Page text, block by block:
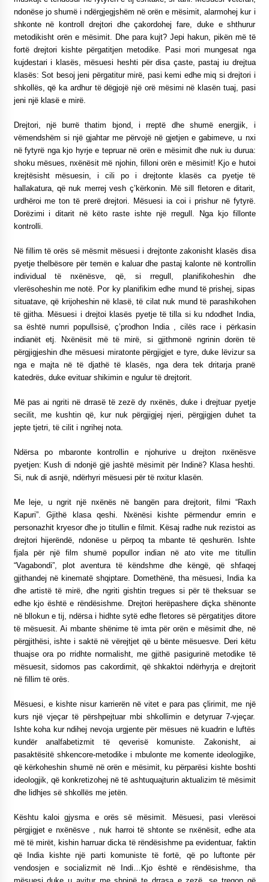
ndonëse jo shumë i ndërgjegjshëm në orën e mësimit, alarmohej kur i
shkonte në kontroll drejtori dhe çakordohej fare, duke e shthurur
metodikisht orën e mësimit. Dhe para kujt? Jepi hakun, pikën më të
fortë drejtori kishte përgatitjen metodike. Pasi mori mungesat nga
kujdestari i klasës, mësuesi heshti për disa çaste, pastaj iu drejtua
klasës: Sot besoj jeni përgatitur mirë, pasi kemi edhe miq si drejtori i
shkollës, që ka ardhur të dëgjojë një orë mësimi në klasën tuaj, pasi
jeni një klasë e mirë.
Drejtori, një burrë thatim bjond, i rreptë dhe shumë energjik, i
vëmendshëm si një gjahtar me përvojë në gjetjen e gabimeve, u nxi
në fytyrë nga kjo hyrje e tepruar në orën e mësimit dhe nuk iu durua:
shoku mësues, nxënësit më njohin, filloni orën e mësimit! Kjo e hutoi
krejtësisht mësuesin, i cili po i drejtonte klasës ca pyetje të
hallakatura, që nuk merrej vesh ç’kërkonin. Më sill fletoren e ditarit,
urdhëroi me ton të prerë drejtori. Mësuesi ia coi i prishur në fytyrë.
Dorëzimi i ditarit në këto raste ishte një rregull. Nga kjo fillonte
kontrolli.
Në fillim të orës së mësmit mësuesi i drejtonte zakonisht klasës disa
pyetje thelbësore për temën e kaluar dhe pastaj kalonte në kontrollin
individual të nxënësve, që, si rregull, planifikoheshin dhe
vlerësoheshin me notë. Por ky planifikim edhe mund të prishej, sipas
situatave, që krijoheshin në klasë, të cilat nuk mund të parashikohen
të gjitha. Mësuesi i drejtoi klasës pyetje të tilla si ku ndodhet India,
sa është numri popullsisë, ç’prodhon India , cilës race i përkasin
indianët etj. Nxënësit më të mirë, si gjithmonë ngrinin dorën të
përgjigjeshin dhe mësuesi miratonte përgjigjet e tyre, duke lëvizur sa
nga e majta në të djathë të klasës, nga dera tek dritarja pranë
katedrës, duke evituar shikimin e ngulur të drejtorit.
Më pas ai ngriti në drrasë të zezë dy nxënës, duke i drejtuar pyetje
secilit, me kushtin që, kur nuk përgjigjej njeri, përgjigjen duhet ta
jepte tjetri, të cilit i ngrihej nota.
Ndërsa po mbaronte kontrollin e njohurive u drejton nxënësve
pyetjen: Kush di ndonjë gjë jashtë mësimit për Indinë? Klasa heshti.
Si, nuk di asnjë, ndërhyri mësuesi për të nxitur klasën.
Me leje, u ngrit një nxënës në bangën para drejtorit, filmi “Raxh
Kapuri”. Gjithë klasa qeshi. Nxënësi kishte përmendur emrin e
personazhit kryesor dhe jo titullin e filmit. Kësaj radhe nuk rezistoi as
drejtori hijerëndë, ndonëse u përpoq ta mbante të qeshurën. Ishte
fjala për një film shumë popullor indian në ato vite me titullin
“Vagabondi”, plot aventura të këndshme dhe këngë, që shfaqej
gjithandej në kinematë shqiptare. Domethënë, tha mësuesi, India ka
dhe artistë të mirë, dhe ngriti gishtin tregues si për të theksuar se
edhe kjo është e rëndësishme. Drejtori herëpashere diçka shënonte
në bllokun e tij, ndërsa i hidhte sytë edhe fletores së përgatitjes ditore
të mësuesit. Ai mbante shënime të imta për orën e mësimit dhe, në
përgjithësi, ishte i saktë në vërejtjet që u bënte mësuesve. Deri këtu
thuajse ora po rridhte normalisht, me gjithë pasigurinë metodike të
mësuesit, sidomos pas cakordimit, që shkaktoi ndërhyrja e drejtorit
në fillim të orës.
Mësuesi, e kishte nisur karrierën në vitet e para pas çlirimit, me një
kurs një vjeçar të përshpejtuar mbi shkollimin e detyruar 7-vjeçar.
Ishte koha kur ndihej nevoja urgjente për mësues në kuadrin e luftës
kundër analfabetizmit të qeverisë komuniste. Zakonisht, ai
pasaktësitë shkencore-metodike i mbulonte me komente ideologjike,
që kërkoheshin shumë në orën e mësimit, ku përparësi kishte boshti
ideologjik, që konkretizohej në të ashtuquajturin aktualizim të mësimit
dhe lidhjes së shkollës me jetën.
Kështu kaloi gjysma e orës së mësimit. Mësuesi, pasi vlerësoi
përgjigjet e nxënësve , nuk harroi të shtonte se nxënësit, edhe ata
më të mirët, kishin harruar dicka të rëndësishme pa evidentuar, faktin
që India kishte një parti komuniste të fortë, që po luftonte për
vendosjen e socializmit në Indi…Kjo është e rëndësishme, tha